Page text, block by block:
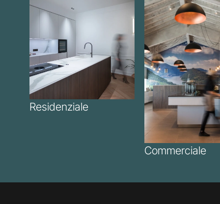
Residenziale
Commerciale